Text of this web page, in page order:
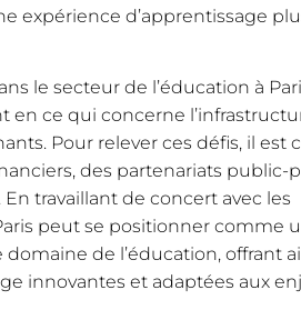
expérience d’apprentissage
le secteur de l’éducation à
ce qui concerne
Pour relever ces défis, il est
des partenariats public-
travaillant de concert avec les
peut se positionner comme
de l’éducation, offrant
innovantes et adaptées aux